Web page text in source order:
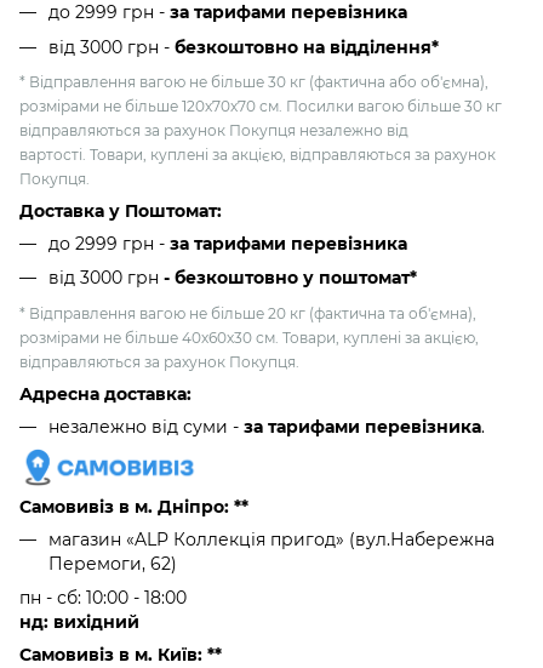
до 2999 грн - за тарифами перевізника
від 3000 грн - безкоштовно на відділення*
* Відправлення вагою не більше 30 кг (фактична або об'ємна),
розмірами не більше 120х70х70 см. Посилки вагою більше 30 кг
відправляються за рахунок Покупця незалежно від
вартості. Товари, куплені за акцією, відправляються за рахунок
Покупця.
Доставка у Поштомат:
до 2999 грн - за тарифами перевізника
від 3000 грн - безкоштовно у поштомат*
* Відправлення вагою не більше 20 кг (фактична та об'ємна),
розмірами не більше 40х60х30 см. Товари, куплені за акцією,
відправляються за рахунок Покупця.
Адресна доставка:
незалежно від суми - за тарифами перевізника.
Самовивіз в м. Дніпро: **
магазин «ALP Коллекція пригод» (вул.Набережна
Перемоги, 62)
пн - сб: 10:00 - 18:00
нд: вихідний
Самовивіз в м. Київ: **